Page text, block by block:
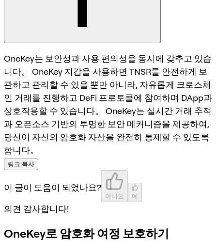
OneKey는 보안성과 사용 편의성을 동시에 갖추고 있습
니다。 OneKey 지갑을 사용하면 TNSR를 안전하게 보
관하고 관리할 수 있을 뿐만 아니라, 자유롭게 크로스체
인 거래를 진행하고 DeFi 프로토콜에 참여하며 DApp과
상호작용할 수 있습니다。 OneKey는 실시간 거래 추적
과 오픈소스 기반의 투명한 보안 메커니즘을 제공하여,
당신이 자신의 암호화 자산을 완전히 통제할 수 있도록
합니다。
링크 복사
이 글이 도움이 되었나요?
아니요 예
의견 감사합니다!
OneKey로 암호화 여정 보호하기